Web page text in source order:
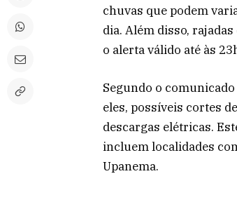
chuvas que podem
dia. Além disso,
o alerta válido até às
Segundo o
eles, possíveis cortes
descargas elétricas.
incluem localidades
Upanema.